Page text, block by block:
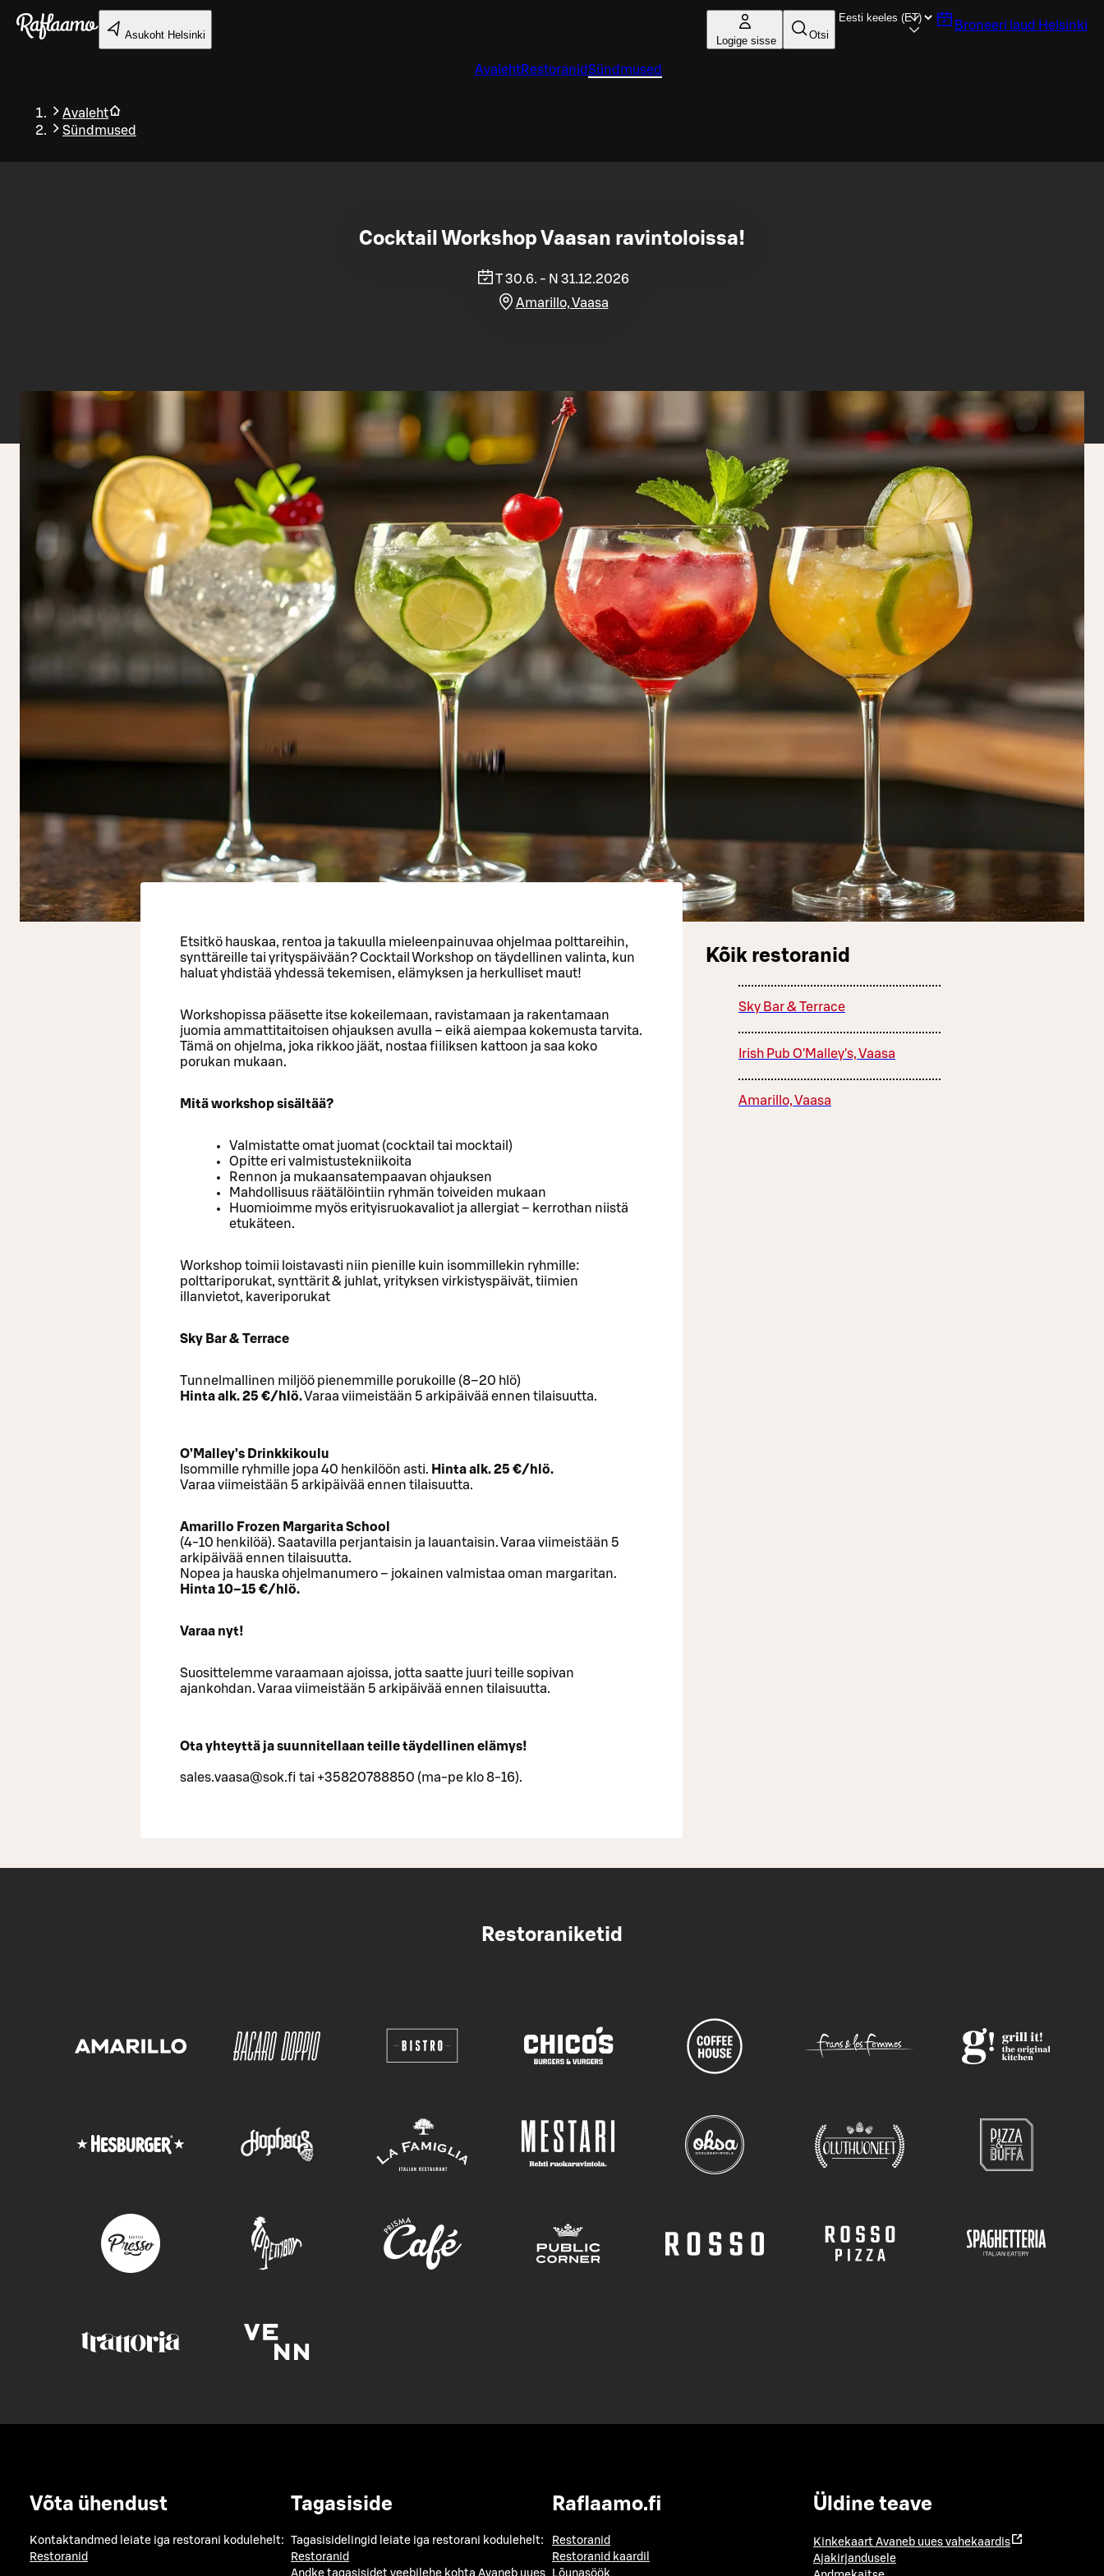
Liigu peamise sisu juurde
Asukoht Helsinki Logige sisse Otsi
Broneeri laud Helsinki
AvalehtRestoranidSündmused
Avaleht
Sündmused
Tagasi
Cocktail Workshop Vaasan ravintoloissa!
T 30.6. - N 31.12.2026
Amarillo, Vaasa
Etsitkö hauskaa, rentoa ja takuulla mieleenpainuvaa ohjelmaa polttareihin,
synttäreille tai yrityspäivään? Cocktail Workshop on täydellinen valinta, kun
haluat yhdistää yhdessä tekemisen, elämyksen ja herkulliset maut!
Workshopissa pääsette itse kokeilemaan, ravistamaan ja rakentamaan
juomia ammattitaitoisen ohjauksen avulla – eikä aiempaa kokemusta tarvita.
Tämä on ohjelma, joka rikkoo jäät, nostaa fiiliksen kattoon ja saa koko
porukan mukaan.
Mitä workshop sisältää?
Valmistatte omat juomat (cocktail tai mocktail)
Opitte eri valmistustekniikoita
Rennon ja mukaansatempaavan ohjauksen
Mahdollisuus räätälöintiin ryhmän toiveiden mukaan
Huomioimme myös erityisruokavaliot ja allergiat – kerrothan niistä
etukäteen.
Workshop toimii loistavasti niin pienille kuin isommillekin ryhmille:
polttariporukat, synttärit & juhlat, yrityksen virkistyspäivät, tiimien
illanvietot, kaveriporukat
Sky Bar & Terrace
Tunnelmallinen miljöö pienemmille porukoille (8–20 hlö)
Hinta alk. 25 €/hlö.Varaa viimeistään 5 arkipäivää ennen tilaisuutta.
O’Malley’s Drinkkikoulu
Isommille ryhmille jopa 40 henkilöön asti. Hinta alk. 25 €/hlö.
Varaa viimeistään 5 arkipäivää ennen tilaisuutta.
Amarillo Frozen Margarita School
(4-10 henkilöä). Saatavilla perjantaisin ja lauantaisin. Varaa viimeistään 5
arkipäivää ennen tilaisuutta.
Nopea ja hauska ohjelmanumero – jokainen valmistaa oman margaritan.
Hinta 10–15 €/hlö.
Varaa nyt!
Suosittelemme varaamaan ajoissa, jotta saatte juuri teille sopivan
ajankohdan. Varaa viimeistään 5 arkipäivää ennen tilaisuutta.
Ota yhteyttä ja suunnitellaan teille täydellinen elämys!
sales.vaasa@sok.fi tai +35820788850 (ma-pe klo 8-16).
Kõik restoranid
Sky Bar & Terrace
Irish Pub O'Malley's, Vaasa
Amarillo, Vaasa
Restoraniketid
Võta ühendust
Kontaktandmed leiate iga restorani kodulehelt:
Restoranid
Tagasiside
Tagasisidelingid leiate iga restorani kodulehelt:
Restoranid
Raflaamo.fi
Restoranid
Restoranid kaardil
Üldine teave
Kinkekaart Avaneb uues vahekaardis
Ajakirjandusele